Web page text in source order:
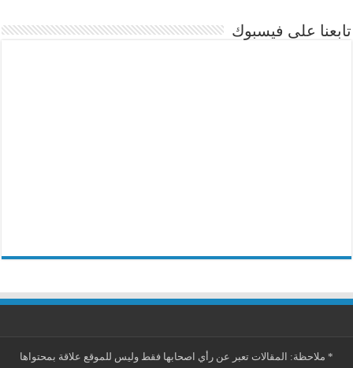
تابعنا على فيسبوك
* ملاحظة: المقالات تعبر عن رأي اصحابها فقط وليس للموقع علاقة بمحتواها